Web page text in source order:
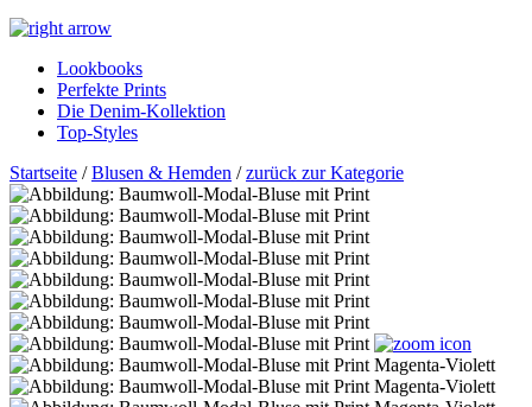
Lookbooks
Perfekte Prints
Die Denim-Kollektion
Top-Styles
Startseite /Blusen & Hemden /zurück zur Kategorie